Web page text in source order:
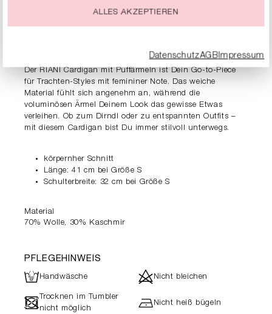
PRODUKTDETAILS
Der RIANI Cardigan mit Puffärmeln ist Dein Go-to-Piece
für Trachten-Styles mit femininer Note. Das weiche
Material fühlt sich angenehm an, während die
voluminösen Ärmel Deinem Look das gewisse Etwas
verleihen. Ob zum Dirndl oder zu entspannten Outfits –
mit diesem Cardigan bist Du immer stilvoll unterwegs.
körpernher Schnitt
Länge: 41 cm bei Größe S
Schulterbreite: 32 cm bei Größe S
Material
70% Wolle, 30% Kaschmir
PFLEGEHINWEIS
LHandwäsche dNicht bleichen
- Trocknen im Tumbler
nicht möglich
hNicht heiß bügeln
ALLES AKZEPTIEREN
DatenschutzAGBImpressum